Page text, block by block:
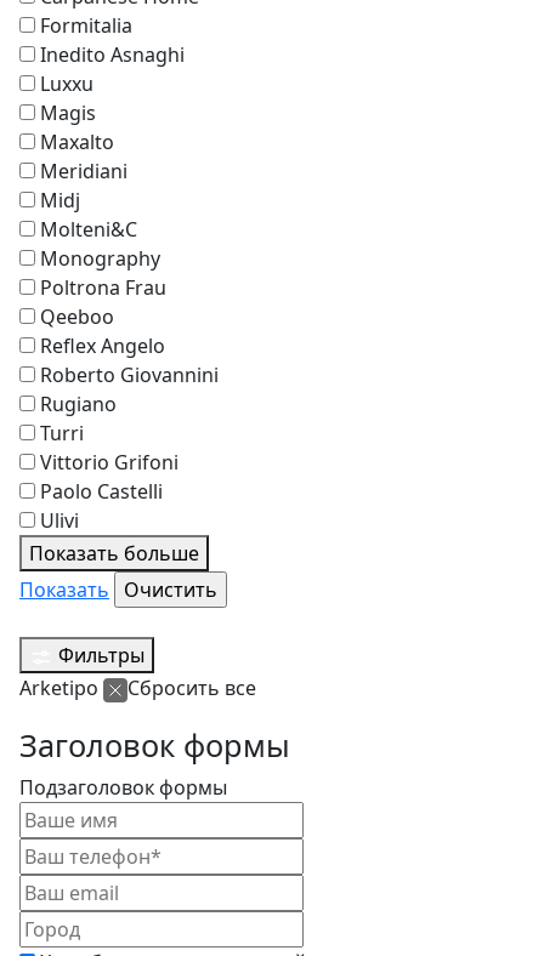
Formitalia
Inedito Asnaghi
Luxxu
Magis
Maxalto
Meridiani
Midj
Molteni&C
Monography
Poltrona Frau
Qeeboo
Reflex Angelo
Roberto Giovannini
Rugiano
Turri
Vittorio Grifoni
Paolo Castelli
Ulivi
Показать больше
Показать
Фильтры
Arketipo
Сбросить все
Заголовок формы
Подзаголовок формы